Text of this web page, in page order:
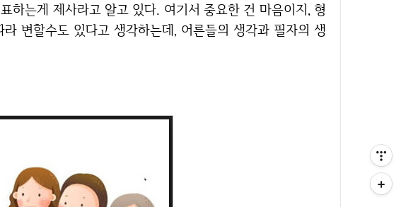
변할수도 있다고 생각하는데, 어른들의 생각과 필자의 생